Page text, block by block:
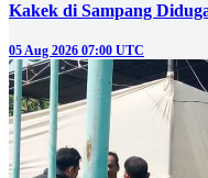
Kakek di Sampang
05 Aug 2026 07:00 UTC